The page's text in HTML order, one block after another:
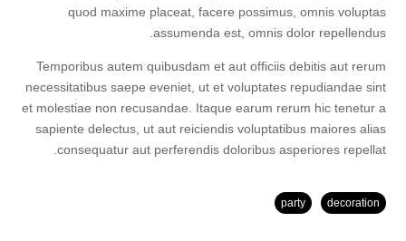
quod maxime placeat, facere possimus, omnis voluptas
assumenda est, omnis dolor repellendus.
Temporibus autem quibusdam et aut officiis debitis aut rerum
necessitatibus saepe eveniet, ut et voluptates repudiandae sint
et molestiae non recusandae. Itaque earum rerum hic tenetur a
sapiente delectus, ut aut reiciendis voluptatibus maiores alias
consequatur aut perferendis doloribus asperiores repellat.
decoration
party